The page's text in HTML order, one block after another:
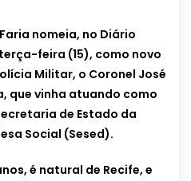
nomeia, no Diário
feira (15), como novo
Militar, o Coronel José
que vinha atuando como
de Estado da
Social (Sesed).
é natural de Recife, e